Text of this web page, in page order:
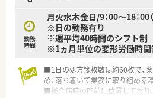
勤務
時間
月火水木金日/9：00～18：00
※日の勤務有り
※週平均40時間のシフト制
※1ヵ月単位の変形労働時
■1日の処方箋枚数は約60枚で、
め、落ち着いて業務に取り組める
■総合病院の門前に位置しており